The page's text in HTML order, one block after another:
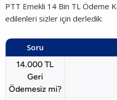
PTT Emekli 14 Bin TL Ödeme
edilenleri sizler için derledik:
Soru
14.000 TL
Geri
Ödemesiz mi?